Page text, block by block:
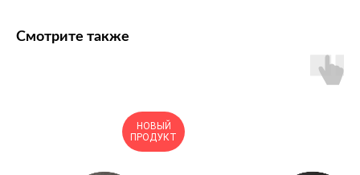
Смотрите также
НОВЫЙ
ПРОДУКТ